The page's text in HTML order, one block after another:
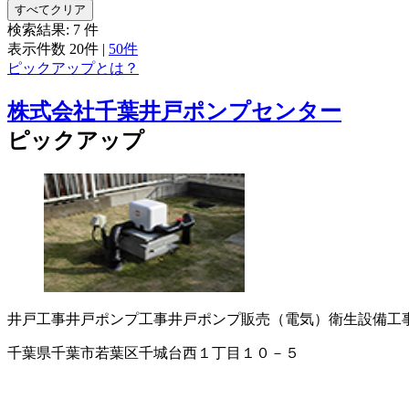
すべてクリア
検索結果: 7 件
表示件数 20件 | 50件
ピックアップとは？
株式会社千葉井戸ポンプセンター
ピックアップ
井戸工事井戸ポンプ工事井戸ポンプ販売（電気） 衛生設備工
千葉県千葉市若葉区千城台西１丁目１０－５